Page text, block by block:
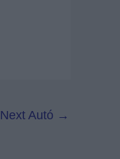
Next Autó →